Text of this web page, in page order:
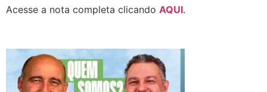
Acesse a nota completa clicando AQUI.